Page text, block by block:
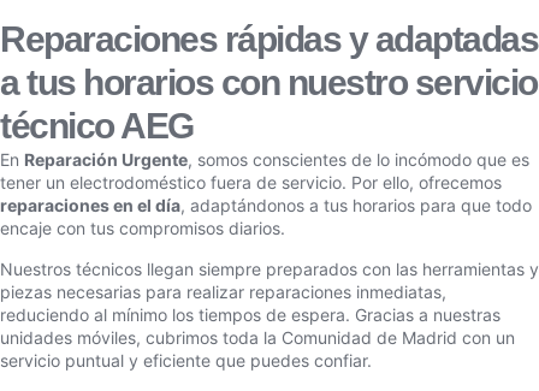
Reparaciones rápidas y adaptadas
a tus horarios con nuestro servicio
técnico AEG
En Reparación Urgente, somos conscientes de lo incómodo que es
tener un electrodoméstico fuera de servicio. Por ello, ofrecemos
reparaciones en el día, adaptándonos a tus horarios para que todo
encaje con tus compromisos diarios.
Nuestros técnicos llegan siempre preparados con las herramientas y
piezas necesarias para realizar reparaciones inmediatas,
reduciendo al mínimo los tiempos de espera. Gracias a nuestras
unidades móviles, cubrimos toda la Comunidad de Madrid con un
servicio puntual y eficiente que puedes confiar.